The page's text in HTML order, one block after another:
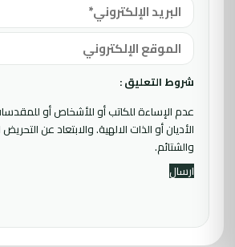
شروط التعليق :
عدم الإساءة للكاتب أو للأشخاص أو
الأديان أو الذات الالهية. والابتعاد عن
والشتائم.